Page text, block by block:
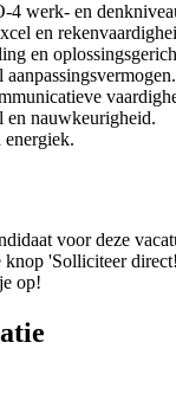
4 werk- en
en
en
en nauwkeurigheid.
voor deze
'Solliciteer
op!